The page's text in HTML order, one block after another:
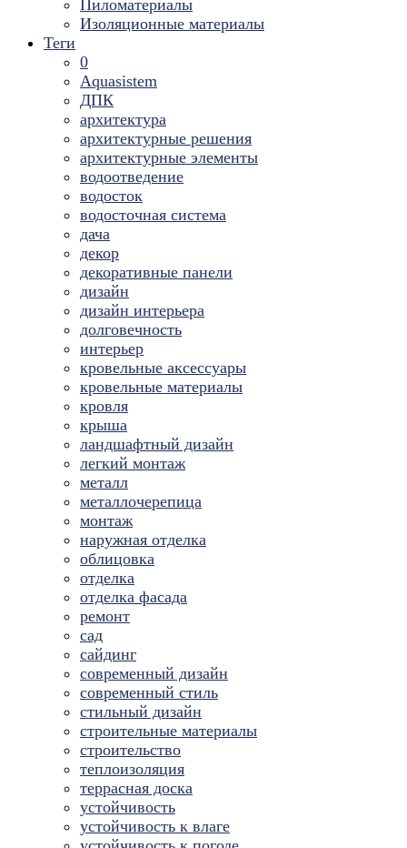
Пиломатериалы
Изоляционные материалы
Теги
0
Aquasistem
ДПК
архитектура
архитектурные решения
архитектурные элементы
водоотведение
водосток
водосточная система
дача
декор
декоративные панели
дизайн
дизайн интерьера
долговечность
интерьер
кровельные аксессуары
кровельные материалы
кровля
крыша
ландшафтный дизайн
легкий монтаж
металл
металлочерепица
монтаж
наружная отделка
облицовка
отделка
отделка фасада
ремонт
сад
сайдинг
современный дизайн
современный стиль
стильный дизайн
строительные материалы
строительство
теплоизоляция
террасная доска
устойчивость
устойчивость к влаге